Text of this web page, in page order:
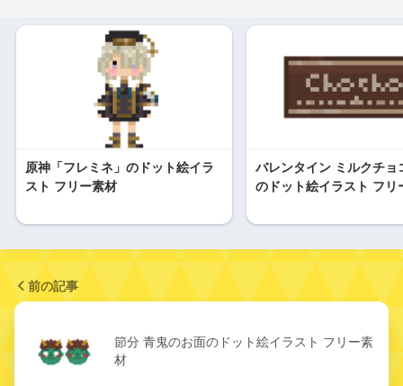
原神「フレミネ」のドット絵イラ
スト フリー素材
バレンタイン ミルクチョ
のドット絵イラスト フリ
前の記事
節分 青鬼のお面のドット絵イラスト フリー素
材